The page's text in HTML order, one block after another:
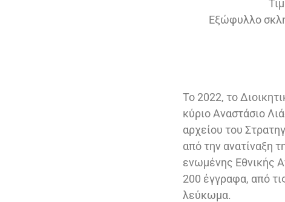
Εξώφυλλο
Το 2022, το
κύριο Αναστάσιο
αρχείου του
από την ανατίναξη
ενωμένης Εθνικής
200 έγγραφα, από
λεύκωμα.